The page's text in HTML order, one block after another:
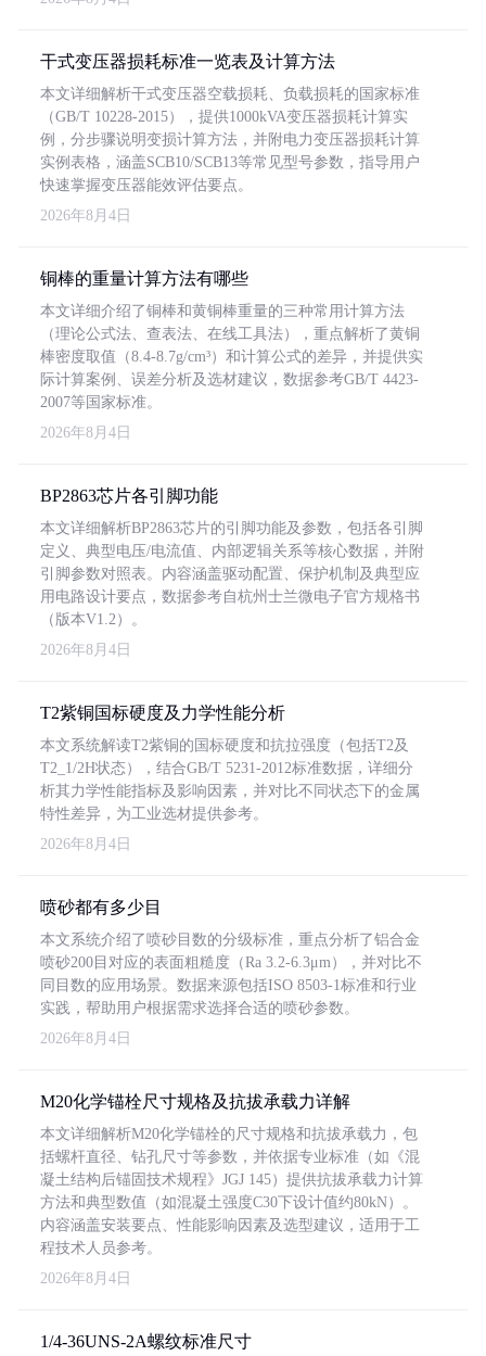
干式变压器损耗标准一览表及计算方法
本文详细解析干式变压器空载损耗、负载损耗的国家标准
（GB/T 10228-2015），提供1000kVA变压器损耗计算实
例，分步骤说明变损计算方法，并附电力变压器损耗计算
实例表格，涵盖SCB10/SCB13等常见型号参数，指导用户
快速掌握变压器能效评估要点。
2026年8月4日
铜棒的重量计算方法有哪些
本文详细介绍了铜棒和黄铜棒重量的三种常用计算方法
（理论公式法、查表法、在线工具法），重点解析了黄铜
棒密度取值（8.4-8.7g/cm³）和计算公式的差异，并提供实
际计算案例、误差分析及选材建议，数据参考GB/T 4423-
2007等国家标准。
2026年8月4日
BP2863芯片各引脚功能
本文详细解析BP2863芯片的引脚功能及参数，包括各引脚
定义、典型电压/电流值、内部逻辑关系等核心数据，并附
引脚参数对照表。内容涵盖驱动配置、保护机制及典型应
用电路设计要点，数据参考自杭州士兰微电子官方规格书
（版本V1.2）。
2026年8月4日
T2紫铜国标硬度及力学性能分析
本文系统解读T2紫铜的国标硬度和抗拉强度（包括T2及
T2_1/2H状态），结合GB/T 5231-2012标准数据，详细分
析其力学性能指标及影响因素，并对比不同状态下的金属
特性差异，为工业选材提供参考。
2026年8月4日
喷砂都有多少目
本文系统介绍了喷砂目数的分级标准，重点分析了铝合金
喷砂200目对应的表面粗糙度（Ra 3.2-6.3μm），并对比不
同目数的应用场景。数据来源包括ISO 8503-1标准和行业
实践，帮助用户根据需求选择合适的喷砂参数。
2026年8月4日
M20化学锚栓尺寸规格及抗拔承载力详解
本文详细解析M20化学锚栓的尺寸规格和抗拔承载力，包
括螺杆直径、钻孔尺寸等参数，并依据专业标准（如《混
凝土结构后锚固技术规程》JGJ 145）提供抗拔承载力计算
方法和典型数值（如混凝土强度C30下设计值约80kN）。
内容涵盖安装要点、性能影响因素及选型建议，适用于工
程技术人员参考。
2026年8月4日
1/4-36UNS-2A螺纹标准尺寸